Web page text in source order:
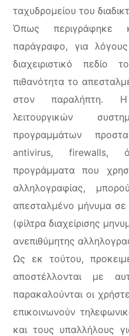
ταχυδρομείου του
Όπως περιγράφηκε
παράγραφο, για
διαχειριστικό
πιθανότητα το
στον παραλήπτη. Η
λειτουργικών
προγραμμάτων
antivirus, firewalls,
προγράμματα που
αλληλογραφίας,
απεσταλμένο μήνυμα
(φίλτρα διαχείρισης
ανεπιθύμητης
Ως εκ τούτου,
αποστέλλονται με
παρακαλούνται οι
επικοινωνούν
και τους υπαλλήλους